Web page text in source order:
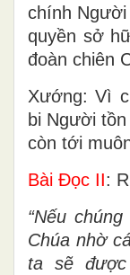
chính
quyền sở
đoàn chiên
Xướng: Vì
bi Người
còn tới
Bài Ðọc II:
“Nếu
Chúa nhờ
ta sẽ